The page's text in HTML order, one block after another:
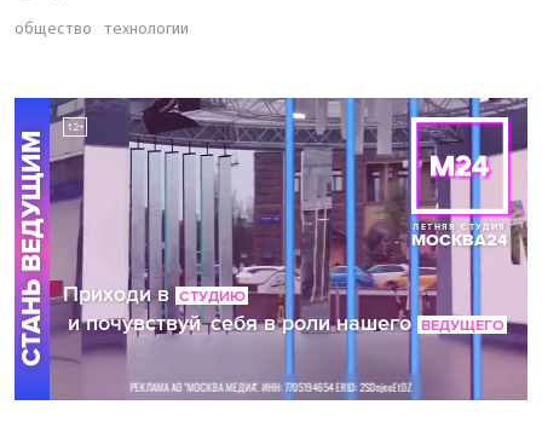
общество технологии